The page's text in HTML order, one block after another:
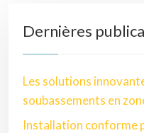
Dernières
Les solutions
soubassements en
Installation conforme